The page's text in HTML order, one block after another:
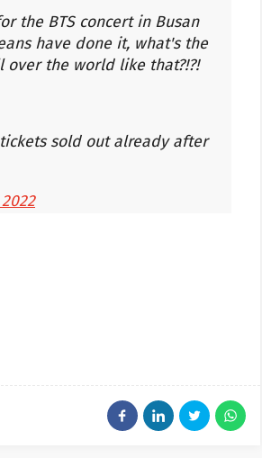
the BTS concert in Busan
have done it, what's the
the world like that?!?!
sold out already after